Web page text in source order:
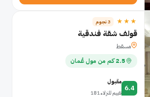
★★★ 3 نجوم
قولف شقة فندقية
مسقط
2.5 كم من مول عُمان
6.4
مقبول
تقييم للنزلاء 181